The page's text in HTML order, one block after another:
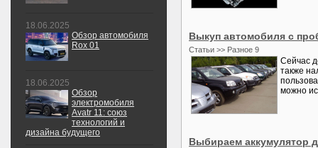
Выкуп автомобиля с
Статьи >> Разное 9
Сейчас
также
можно
Выбираем аккумулятор
18.06.2025
Обзор автомобиля
Rox 01
18.06.2025
Обзор
электромобиля
Avatr 11: союз
технологий и
дизайна будущего